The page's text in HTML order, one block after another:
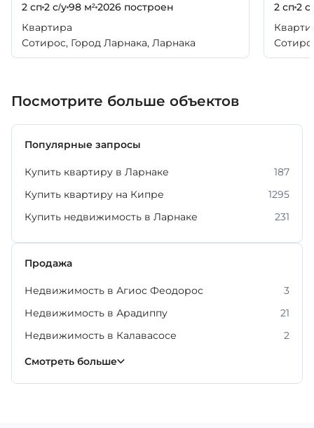
2 сп2 с/у98 м²2026 построен
Квартира
Сотирос, Город Ларнака, Ларнака
2 сп2
Посмотрите больше объектов
Популярные запросы
Купить квартиру в Ларнаке
187
Купить квартиру на Кипре
1295
Купить недвижимость в Ларнаке
231
Продажа
Недвижимость в Агиос Феодорос
3
Недвижимость в Арадиппу
21
Недвижимость в Калавасосе
2
Недвижимость в Кити
Недвижимость в Ливадии
Недвижимость в Ороклини
Недвижимость в Пано Лефкара
Недвижимость в Периволии
Недвижимость в Пиле
Смотреть больше